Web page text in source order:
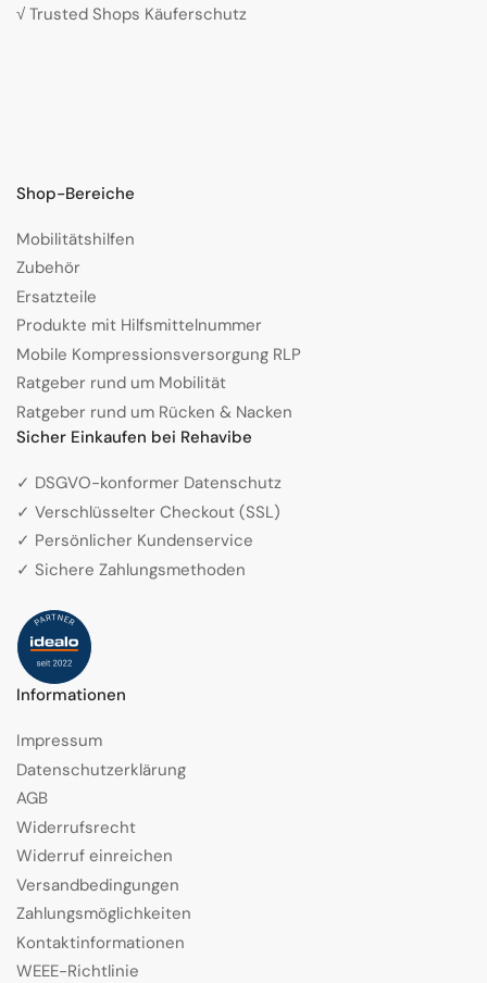
√ Trusted Shops Käuferschutz
Shop-Bereiche
Mobilitätshilfen
Zubehör
Ersatzteile
Produkte mit Hilfsmittelnummer
Mobile Kompressionsversorgung RLP
Ratgeber rund um Mobilität
Ratgeber rund um Rücken & Nacken
Sicher Einkaufen bei Rehavibe
✓ DSGVO-konformer Datenschutz
✓ Verschlüsselter Checkout (SSL)
✓ Persönlicher Kundenservice
✓ Sichere Zahlungsmethoden
Informationen
Impressum
Datenschutzerklärung
AGB
Widerrufsrecht
Widerruf einreichen
Versandbedingungen
Zahlungsmöglichkeiten
Kontaktinformationen
WEEE-Richtlinie